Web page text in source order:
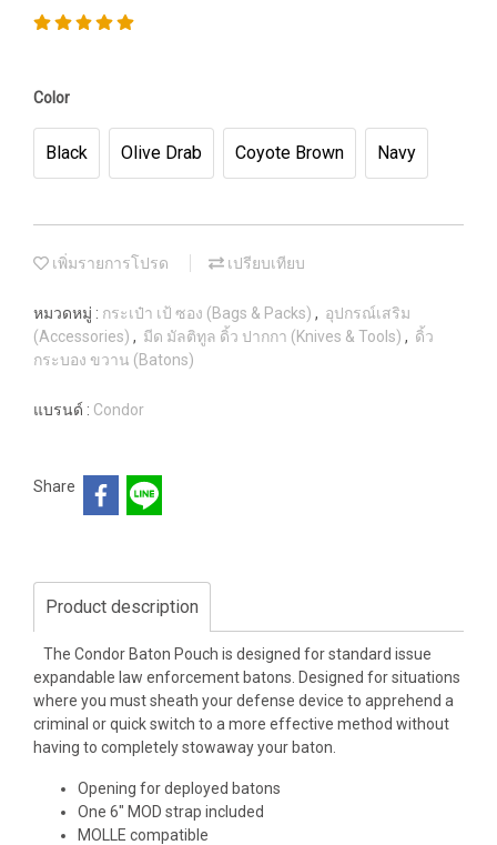
Color
Black Olive Drab Coyote Brown Navy
เพิ่มรายการโปรด เปรียบเทียบ
หมวดหมู่ : กระเป๋า เป้ ซอง (Bags & Packs) , อุปกรณ์เสริม
(Accessories) , มีด มัลติทูล ดิ้ว ปากกา (Knives & Tools) , ดิ้ว
กระบอง ขวาน (Batons)
แบรนด์ : Condor
Share
Product description
The Condor Baton Pouch is designed for standard issue
expandable law enforcement batons. Designed for situations
where you must sheath your defense device to apprehend a
criminal or quick switch to a more effective method without
having to completely stowaway your baton.
Opening for deployed batons
One 6" MOD strap included
MOLLE compatible